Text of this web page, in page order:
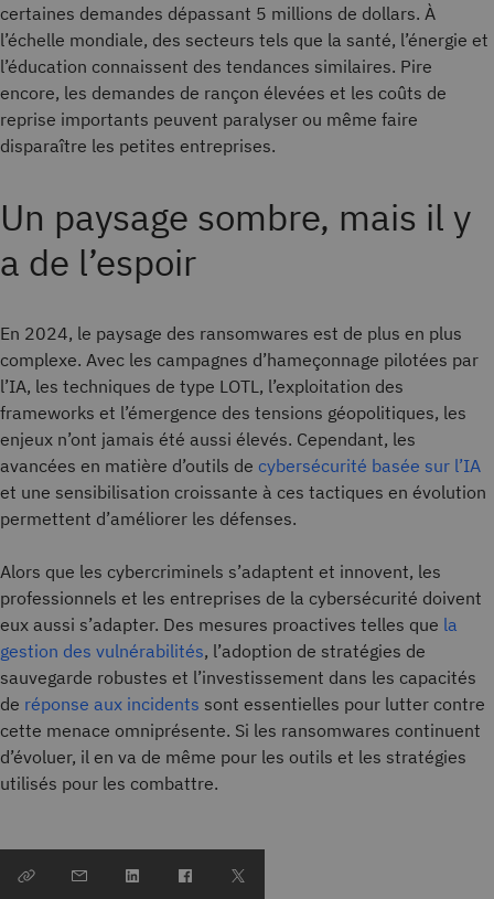
certaines demandes dépassant 5 millions de dollars. À
l’échelle mondiale, des secteurs tels que la santé, l’énergie et
l’éducation connaissent des tendances similaires. Pire
encore, les demandes de rançon élevées et les coûts de
reprise importants peuvent paralyser ou même faire
disparaître les petites entreprises.
Un paysage sombre, mais il y
a de l’espoir
En 2024, le paysage des ransomwares est de plus en plus
complexe. Avec les campagnes d’hameçonnage pilotées par
l’IA, les techniques de type LOTL, l’exploitation des
frameworks et l’émergence des tensions géopolitiques, les
enjeux n’ont jamais été aussi élevés. Cependant, les
avancées en matière d’outils de cybersécurité basée sur l’IA
et une sensibilisation croissante à ces tactiques en évolution
permettent d’améliorer les défenses.
Alors que les cybercriminels s’adaptent et innovent, les
professionnels et les entreprises de la cybersécurité doivent
eux aussi s’adapter. Des mesures proactives telles que la
gestion des vulnérabilités, l’adoption de stratégies de
sauvegarde robustes et l’investissement dans les capacités
de réponse aux incidents sont essentielles pour lutter contre
cette menace omniprésente. Si les ransomwares continuent
d’évoluer, il en va de même pour les outils et les stratégies
utilisés pour les combattre.